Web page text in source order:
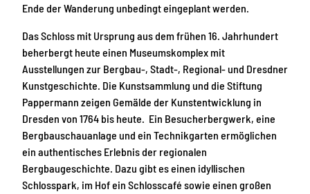
Ende der Wanderung unbedingt eingeplant werden.
Das Schloss mit Ursprung aus dem frühen 16. Jahrhundert
beherbergt heute einen Museumskomplex mit
Ausstellungen zur Bergbau-, Stadt-, Regional- und Dresdner
Kunstgeschichte. Die Kunstsammlung und die Stiftung
Pappermann zeigen Gemälde der Kunstentwicklung in
Dresden von 1764 bis heute. Ein Besucherbergwerk, eine
Bergbauschauanlage und ein Technikgarten ermöglichen
ein authentisches Erlebnis der regionalen
Bergbaugeschichte. Dazu gibt es einen idyllischen
Schlosspark, im Hof ein Schlosscafé sowie einen großen